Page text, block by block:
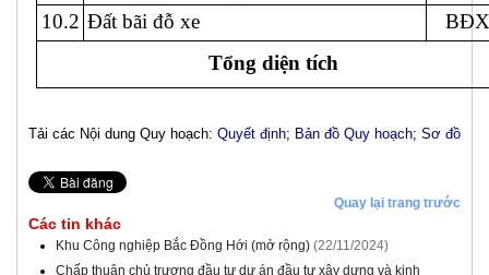
10.2 Đất bãi đỗ xe
BĐX
Tổng diện tích
Tải các Nội dung Quy hoạch: Quyết định; Bản đồ Quy hoạch; Sơ đồ
Quay lại trang trước
Các tin khác
Khu Công nghiệp Bắc Đồng Hới (mở rộng) (22/11/2024)
Chấp thuận chủ trương đầu tư dự án đầu tư xây dựng và kinh